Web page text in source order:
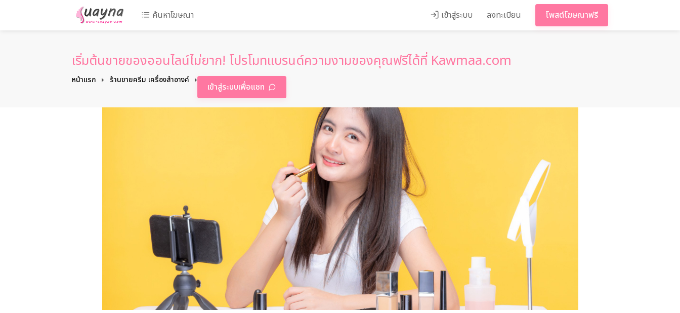
ค้นหาโฆษณา เข้าสู่ระบบ ลงทะเบียน โพสต์โฆษณาฟรี
เริ่มต้นขายของออนไลน์ไม่ยาก! โปรโมทแบรนด์ความงามของคุณฟรีได้ที่ Kawmaa.com
หน้าแรก ร้านขายครีม เครื่องสำอางค์ ร้านค้าออนไลน์
เข้าสู่ระบบเพื่อแชท